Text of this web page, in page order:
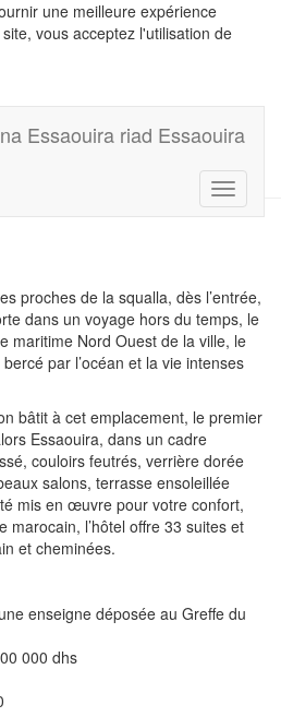
une meilleure expérience
vous acceptez l'utilisation de
Toggle
proches de la squalla, dès l’entrée,
dans un voyage hors du temps, le
maritime Nord Ouest de la ville, le
par l’océan et la vie intenses
bâtit à cet emplacement, le premier
Essaouira, dans un cadre
couloirs feutrés, verrière dorée
salons, terrasse ensoleillée
mis en œuvre pour votre confort,
marocain, l’hôtel offre 33 suites et
et cheminées.
enseigne déposée au Greffe du
000 dhs